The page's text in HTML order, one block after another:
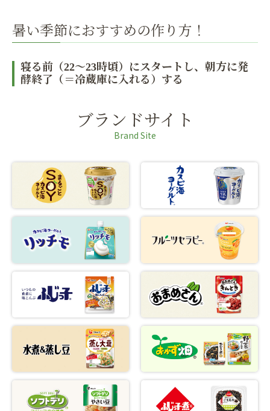
暑い季節におすすめの作り方！
寝る前（22～23時頃）にスタートし、朝方に発
酵終了（＝冷蔵庫に入れる）する
ブランドサイト
Brand Site